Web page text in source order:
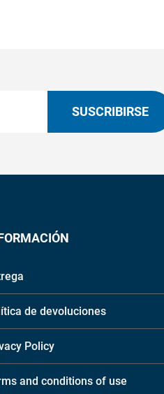
SUSCRIBIRSE
de devoluciones
Policy
and conditions of use